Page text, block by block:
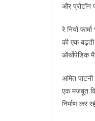
और प्रोटॉन
रे नियो
की एक बढ़ती
ऑर्थोपेडिक
अमित
एक मजबूत
निर्माण कर